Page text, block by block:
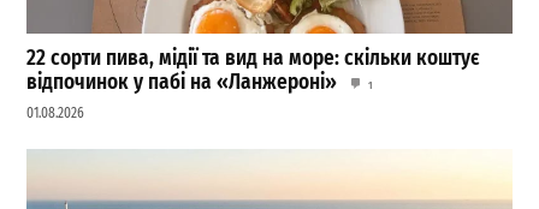
22 сорти пива, мідії та вид на море: скільки коштує
відпочинок у пабі на «Ланжероні»
1
01.08.2026